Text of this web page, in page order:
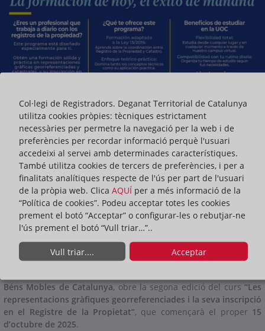
DEL DEGANAT
Universitat Oberta de Catalunya(UOC), amb la col·laboració
Béns Mobles de Catalunya, obre la segona edició del curs“Les
representacions gràfiques georreferenciades i la seva inscripció
en el Registre de la Propietat”, que començarà el proper 15
d’octubre de 2025.
Col·legi de Registradors. Deganat Territorial de Catalunya
utilitza cookies pròpies: tècniques estrictament
necessàries per permetre la navegació per la web i de
preferències per recordar informació perquè l'usuari
accedeixi al servei amb determinades característiques.
També utilitza cookies de tercers de preferències, i per a
finalitats analítiques respecte de l'ús per part de l'usuari
de la pròpia web. Clica AQUÍ per a més informació de la
“Política de cookies”. Podeu acceptar totes les cookies
prement el botó “Acceptar” o configurar-les o rebutjar-ne
l'ús prement el botó “Vull triar…”..
Vull triar.... Acceptar